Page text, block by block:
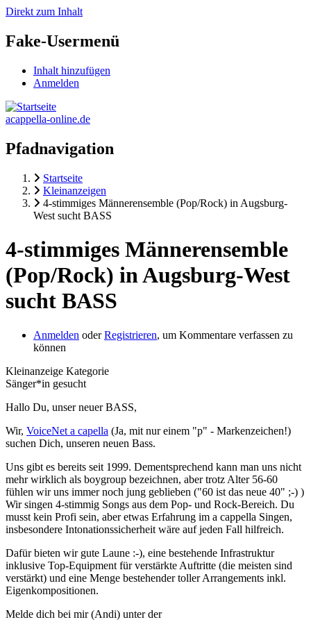
Direkt zum Inhalt
Fake-Usermenü
Inhalt hinzufügen
Anmelden
acappella-online.de
Pfadnavigation
Startseite
Kleinanzeigen
4-stimmiges Männerensemble (Pop/Rock) in Augsburg-
West sucht BASS
4-stimmiges Männerensemble
(Pop/Rock) in Augsburg-West
sucht BASS
Anmelden oderRegistrieren, um Kommentare verfassen zu
können
Kleinanzeige Kategorie
Sänger*in gesucht
Hallo Du, unser neuer BASS,
Wir, VoiceNet a capella (Ja, mit nur einem "p" - Markenzeichen!)
suchen Dich, unseren neuen Bass.
Uns gibt es bereits seit 1999. Dementsprechend kann man uns nicht
mehr wirklich als boygroup bezeichnen, aber trotz Alter 56-60
fühlen wir uns immer noch jung geblieben ("60 ist das neue 40" ;-) )
Wir singen 4-stimmig Songs aus dem Pop- und Rock-Bereich. Du
musst kein Profi sein, aber etwas Erfahrung im a cappella Singen,
insbesondere Intonationssicherheit wäre auf jeden Fall hilfreich.
Dafür bieten wir gute Laune :-), eine bestehende Infrastruktur
inklusive Top-Equipment für verstärkte Auftritte (die meisten sind
verstärkt) und eine Menge bestehender toller Arrangements inkl.
Eigenkompositionen.
Melde dich bei mir (Andi) unter der